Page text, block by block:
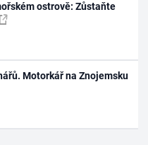
ostrově: Zůstaňte
Motorkář na Znojemsku